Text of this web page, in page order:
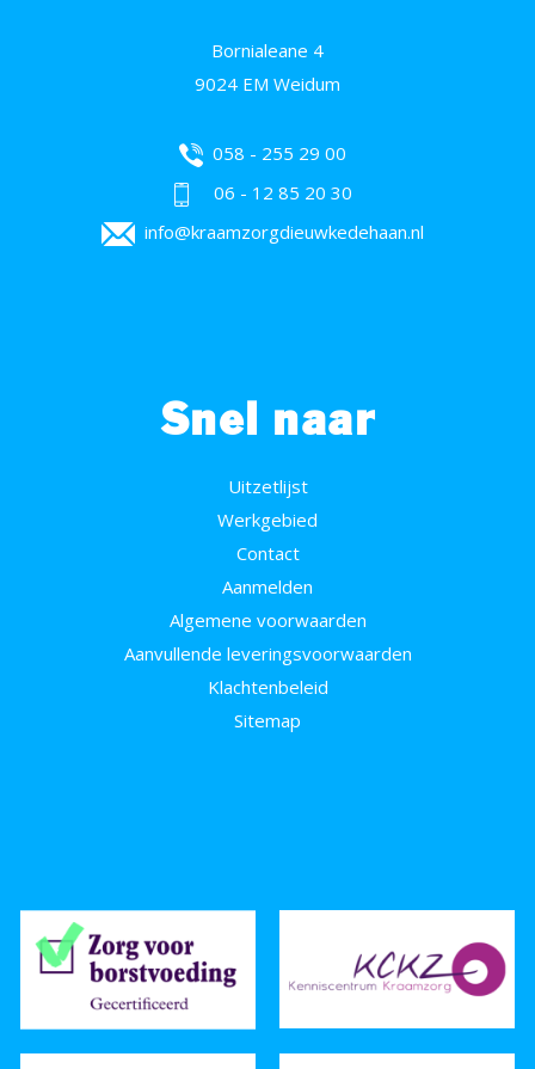
Bornialeane 4
9024 EM Weidum
058 - 255 29 00
06 - 12 85 20 30
info@kraamzorgdieuwkedehaan.nl
Snel naar
Uitzetlijst
Werkgebied
Contact
Aanmelden
Algemene voorwaarden
Aanvullende leveringsvoorwaarden
Klachtenbeleid
Sitemap